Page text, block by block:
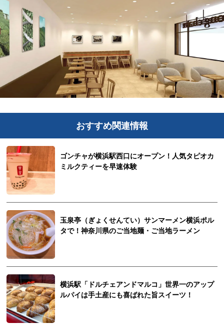
おすすめ関連情報
ゴンチャが横浜駅西口にオープン！人気タピオカ
ミルクティーを早速体験
玉泉亭（ぎょくせんてい）サンマーメン横浜ポル
タで！神奈川県のご当地麺・ご当地ラーメン
横浜駅「ドルチェアンドマルコ」世界一のアップ
ルパイは手土産にも喜ばれた旨スイーツ！